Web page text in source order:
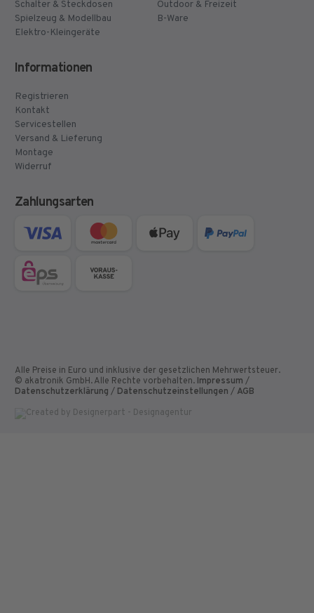
Schalter & Steckdosen
Outdoor & Freizeit
Spielzeug & Modellbau
B-Ware
Elektro-Kleingeräte
Informationen
Registrieren
Kontakt
Servicestellen
Versand & Lieferung
Montage
Widerruf
Zahlungsarten
Alle Preise in Euro und inklusive der gesetzlichen Mehrwertsteuer.
© akatronik GmbH. Alle Rechte vorbehalten. Impressum /
Datenschutzerklärung / Datenschutzeinstellungen / AGB